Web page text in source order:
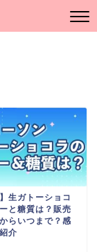
生ガトーショコ
と糖質は？販売
らいつまで？感
介